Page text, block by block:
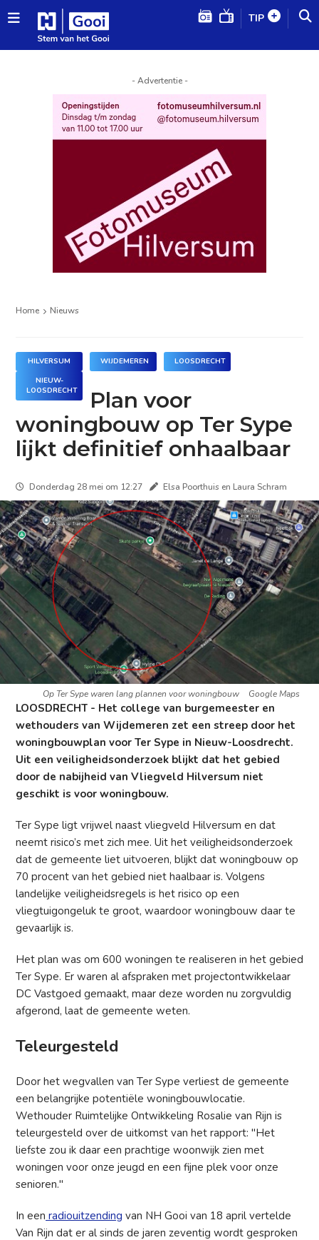
TIP
- Advertentie -
Home Nieuws
HILVERSUM WIJDEMEREN
LOOSDRECHT
NIEUW-
LOOSDRECHT
Plan voor
woningbouw op Ter Sype
lijkt definitief onhaalbaar
Donderdag 28 mei om 12:27 Elsa Poorthuis en Laura Schram
Op Ter Sype waren lang plannen voor woningbouw Google Maps
LOOSDRECHT - Het college van burgemeester en
wethouders van Wijdemeren zet een streep door het
woningbouwplan voor Ter Sype in Nieuw-Loosdrecht.
Uit een veiligheidsonderzoek blijkt dat het gebied
door de nabijheid van Vliegveld Hilversum niet
geschikt is voor woningbouw.
Ter Sype ligt vrijwel naast vliegveld Hilversum en dat
neemt risico’s met zich mee. Uit het veiligheidsonderzoek
dat de gemeente liet uitvoeren, blijkt dat woningbouw op
70 procent van het gebied niet haalbaar is. Volgens
landelijke veiligheidsregels is het risico op een
vliegtuigongeluk te groot, waardoor woningbouw daar te
gevaarlijk is.
Het plan was om 600 woningen te realiseren in het gebied
Ter Sype. Er waren al afspraken met projectontwikkelaar
DC Vastgoed gemaakt, maar deze worden nu zorgvuldig
afgerond, laat de gemeente weten.
Teleurgesteld
Door het wegvallen van Ter Sype verliest de gemeente
een belangrijke potentiële woningbouwlocatie.
Wethouder Ruimtelijke Ontwikkeling Rosalie van Rijn is
teleurgesteld over de uitkomst van het rapport: "Het
liefste zou ik daar een prachtige woonwijk zien met
woningen voor onze jeugd en een fijne plek voor onze
senioren."
In een radiouitzending van NH Gooi van 18 april vertelde
Van Rijn dat er al sinds de jaren zeventig wordt gesproken